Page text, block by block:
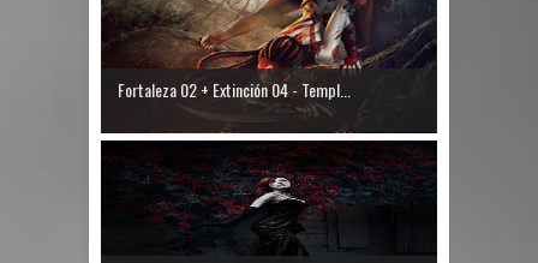
Fortaleza 02 + Extinción 04 - Templ...